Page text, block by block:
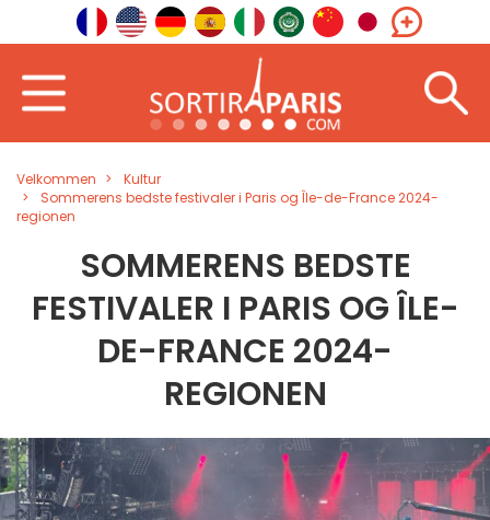
Velkommen
Kultur
Sommerens bedste festivaler i Paris og Île-de-France 2024-
regionen
SOMMERENS BEDSTE
FESTIVALER I PARIS OG ÎLE-
DE-FRANCE 2024-
REGIONEN